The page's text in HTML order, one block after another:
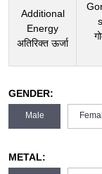
Additional
Energy
अतिरिक्त ऊर्जा
GENDER:
Male
METAL: